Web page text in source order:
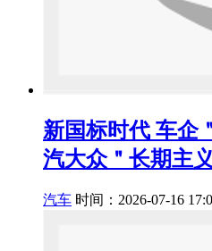
新国标时代 车企
汽大众＂长期主
汽车 时间：2026-07-16